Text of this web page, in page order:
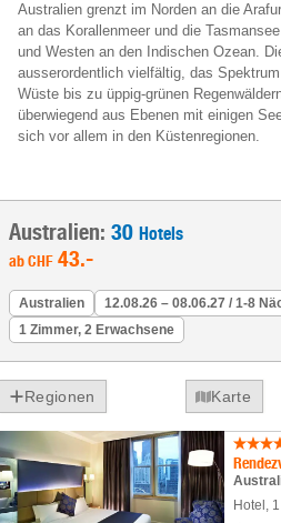
Australien grenzt im Norden an die
an das Korallenmeer und die
und Westen an den Indischen Ozean.
ausserordentlich vielfältig, das
Wüste bis zu üppig-grünen
überwiegend aus Ebenen mit einigen
sich vor allem in den Küstenregionen.
Australien: 30 Hotels
abCHF 43.-
Australien
12.08.26 – 08.06.27 / 1-8
1 Zimmer, 2 Erwachsene
Regionen Karte
Hotel ,